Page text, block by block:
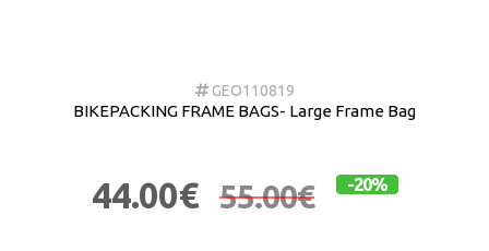
GEO110819
BIKEPACKING FRAME BAGS- Large Frame Bag
44.00€ 55.00€ -20%